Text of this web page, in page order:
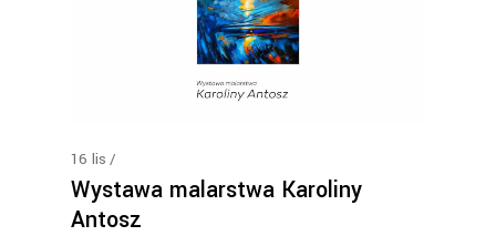
16 lis
Wystawa malarstwa Karoliny
Antosz